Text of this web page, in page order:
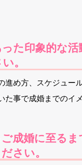
た印象的な
。
進め方、スケジュー
た事で成婚までのイ
成婚に至る
さい。